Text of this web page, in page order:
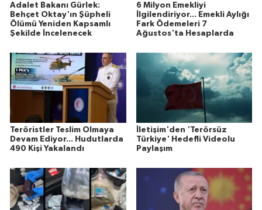
Adalet Bakanı Gürlek:
Behçet Oktay'ın Şüpheli
Ölümü Yeniden Kapsamlı
Şekilde İncelenecek
6 Milyon Emekliyi
İlgilendiriyor... Emekli Aylığı
Fark Ödemeleri 7
Ağustos'ta Hesaplarda
Teröristler Teslim Olmaya
Devam Ediyor... Hudutlarda
490 Kişi Yakalandı
İletişim'den 'Terörsüz
Türkiye' Hedefli Videolu
Paylaşım